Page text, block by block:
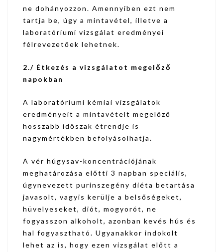
ne dohányozzon. Amennyiben ezt nem
tartja be, úgy a mintavétel, illetve a
laboratóriumi vizsgálat eredményei
félrevezetőek lehetnek.
2./ Étkezés a vizsgálatot megelőző
napokban
A laboratóriumi kémiai vizsgálatok
eredményeit a mintavételt megelőző
hosszabb időszak étrendje is
nagymértékben befolyásolhatja.
A vér húgysav-koncentrációjának
meghatározása előtti 3 napban speciális,
úgynevezett purinszegény diéta betartása
javasolt, vagyis kerülje a belsőségeket,
hüvelyeseket, diót, mogyorót, ne
fogyasszon alkoholt, azonban kevés hús és
hal fogyasztható. Ugyanakkor indokolt
lehet az is, hogy ezen vizsgálat előtt a